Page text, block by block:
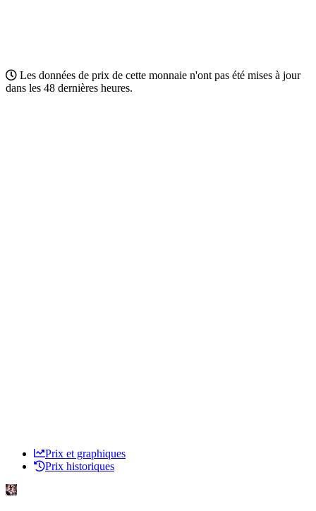
Les données de prix de cette monnaie n'ont pas été mises à jour
dans les 48 dernières heures.
Prix et graphiques
Prix historiques